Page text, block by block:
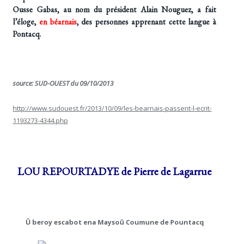
Ousse Gabas, au nom du président Alain Nouguez, a fait
l’éloge, en béarnais, des personnes apprenant cette langue à
Pontacq.
source: SUD-OUEST du 09/10/2013
http://www.sudouest.fr/2013/10/09/les-bearnais-passent-l-ecrit-
1193273-4344.php
LOU REPOURTADYE de Pierre de Lagarrue
Û beroy escabot ena Maysoû Coumune de Pountacq